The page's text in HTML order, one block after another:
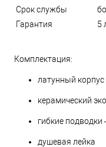
Срок службы
Гарантия
5
Комплектация:
латунный
керамический
гибкие
душевая лейка